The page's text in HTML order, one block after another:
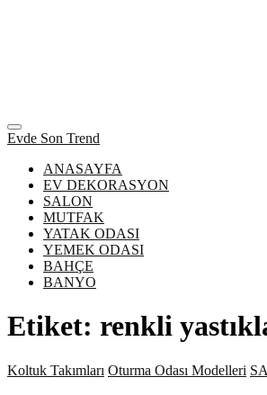
Evde Son Trend
ANASAYFA
EV DEKORASYON
SALON
MUTFAK
YATAK ODASI
YEMEK ODASI
BAHÇE
BANYO
Etiket: renkli
Koltuk Takımları Oturma Odası Modelleri